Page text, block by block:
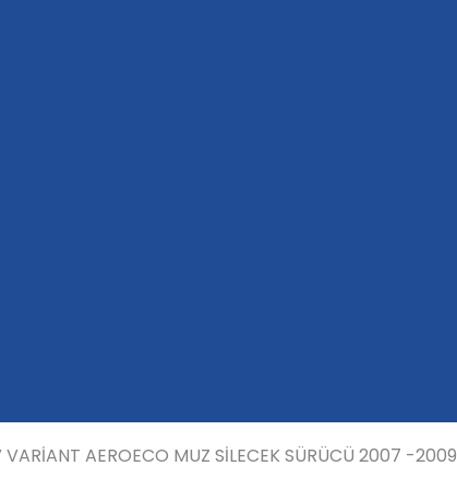
AEROECO MUZ SİLECEK SÜRÜCÜ 2007 -2009